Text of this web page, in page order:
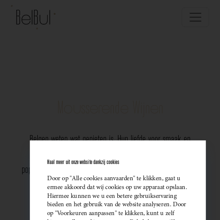
Belgen weten wat genieten is. Hun liefde voor smaak en
populariteit van Belgische mousserende wijnen. Meer dan ooit
kiezen ze bewust voor lokale bubbels — ideaal als
sprankelend aperitief of als verfijnde match bij een
gastronomisch diner. Santé!
Haal meer uit onze website dankzij cookies
Door op "Alle cookies aanvaarden" te klikken, gaat u
ermee akkoord dat wij cookies op uw apparaat opslaan.
Hiermee kunnen we u een betere gebruikservaring
bieden en het gebruik van de website analyseren. Door
op "Voorkeuren aanpassen" te klikken, kunt u zelf